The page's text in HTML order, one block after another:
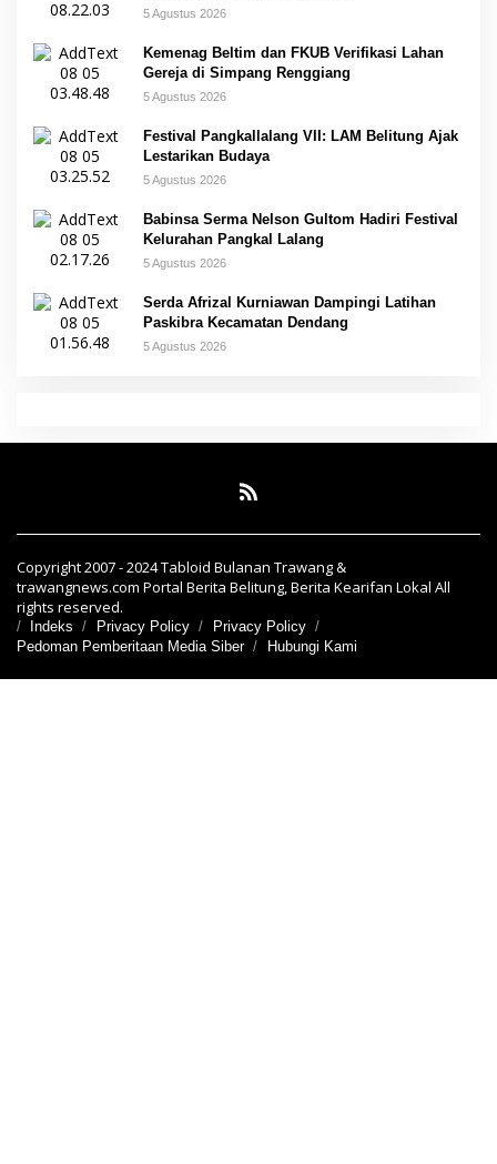
5 Agustus 2026
Kemenag Beltim dan FKUB Verifikasi Lahan
Gereja di Simpang Renggiang
5 Agustus 2026
Festival Pangkallalang VII: LAM Belitung Ajak
Lestarikan Budaya
5 Agustus 2026
Babinsa Serma Nelson Gultom Hadiri Festival
Kelurahan Pangkal Lalang
5 Agustus 2026
Serda Afrizal Kurniawan Dampingi Latihan
Paskibra Kecamatan Dendang
5 Agustus 2026
Copyright 2007 - 2024 Tabloid Bulanan Trawang &
trawangnews.com Portal Berita Belitung, Berita Kearifan Lokal All
rights reserved.
Indeks Privacy Policy
Privacy Policy
Pedoman Pemberitaan Media Siber
Hubungi Kami